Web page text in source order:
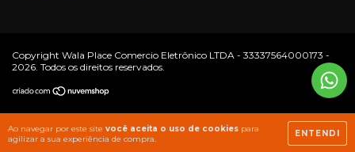
Ao navegar por este site você aceita o uso de cookies para
agilizar a sua experiência de compra.
ENTENDI
Copyright Wala Place Comercio Eletrônico LTDA - 33337564000173 -
2026. Todos os direitos reservados.